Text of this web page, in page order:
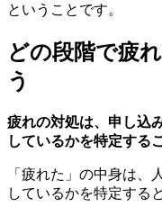
ということです。
どの段階で疲
う
疲れの対処は、申し込
しているかを特定する
「疲れた」の中身は、
しているかを特定する